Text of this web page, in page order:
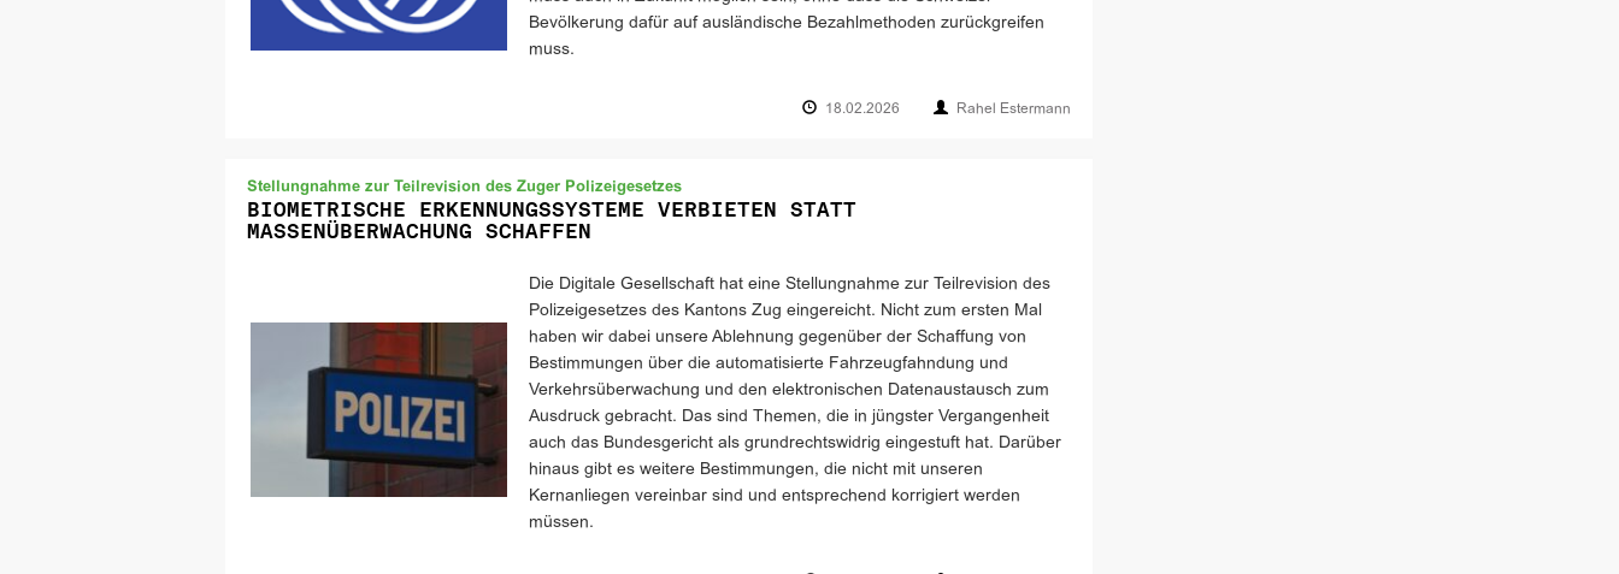
Bevölkerung dafür auf ausländische Bezahlmethoden zurückgreifen
muss.
18.02.2026 Rahel Estermann
Stellungnahme zur Teilrevision des Zuger Polizeigesetzes
BIOMETRISCHE ERKENNUNGSSYSTEME VERBIETEN STATT
MASSENÜBERWACHUNG SCHAFFEN
Die Digitale Gesellschaft hat eine Stellungnahme zur Teilrevision des
Polizeigesetzes des Kantons Zug eingereicht. Nicht zum ersten Mal
haben wir dabei unsere Ablehnung gegenüber der Schaffung von
Bestimmungen über die automatisierte Fahrzeugfahndung und
Verkehrsüberwachung und den elektronischen Datenaustausch zum
Ausdruck gebracht. Das sind Themen, die in jüngster Vergangenheit
auch das Bundesgericht als grundrechtswidrig eingestuft hat. Darüber
hinaus gibt es weitere Bestimmungen, die nicht mit unseren
Kernanliegen vereinbar sind und entsprechend korrigiert werden
müssen.